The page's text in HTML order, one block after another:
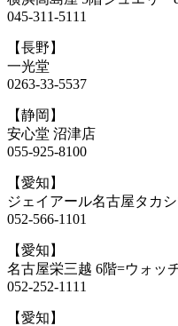
045-311-5111
【長野】
一光堂
0263-33-5537
【静岡】
安心堂 沼津店
055-925-8100
【愛知】
ジェイアール名古屋タカ
052-566-1101
【愛知】
名古屋栄三越 6階=ウォッ
052-252-1111
【愛知】